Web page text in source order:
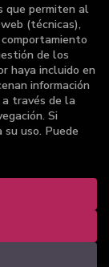
Reservados |
que permiten al
(técnicas),
de los
haya incluido en
información
través de la
Si
uso. Puede